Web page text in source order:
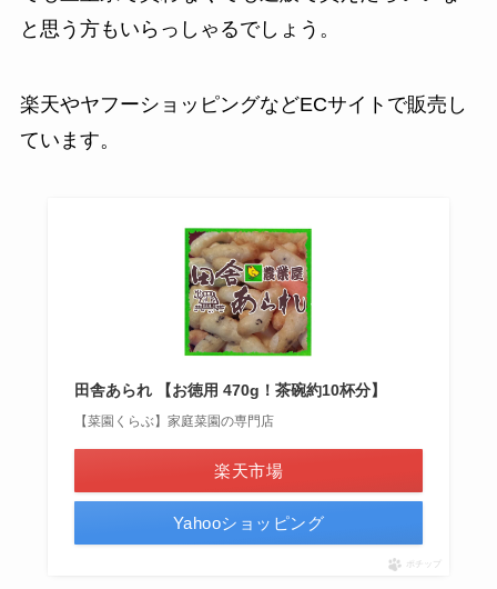
と思う方もいらっしゃるでしょう。
楽天やヤフーショッピングなどECサイトで販売し
ています。
田舎あられ 【お徳用 470g！茶碗約10杯分】
【菜園くらぶ】家庭菜園の専門店
楽天市場
Yahooショッピング
ポチップ